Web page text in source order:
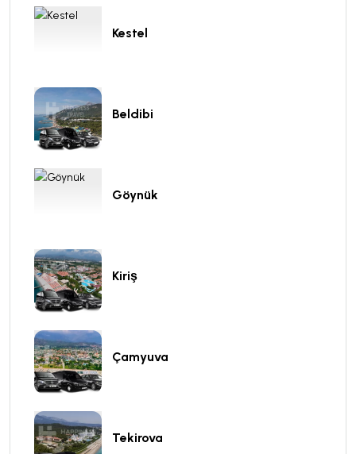
Kestel
Beldibi
Göynük
Kiriş
Çamyuva
Tekirova